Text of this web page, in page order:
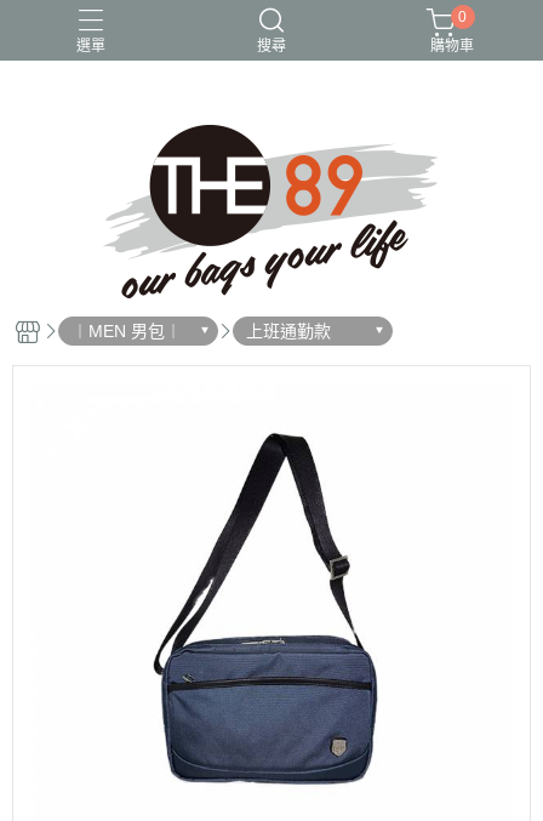
選單 搜尋
後背包 斜背包 水桶包 貓頭鷹
0
購物車
︱MEN 男包︱ 上班通勤款